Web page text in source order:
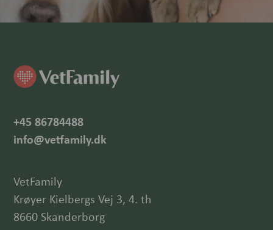
+45 86784488
info@vetfamily.dk
VetFamily
Krøyer Kielbergs Vej 3, 4. th
8660 Skanderborg